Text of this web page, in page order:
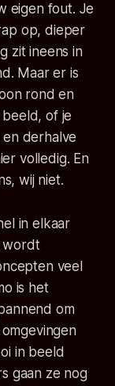
eigen fout. Je
op, dieper
zit ineens in
Maar er is
rond en
of je
derhalve
volledig. En
wij niet.
in elkaar
wordt
veel
is het
om
in beeld
gaan ze nog